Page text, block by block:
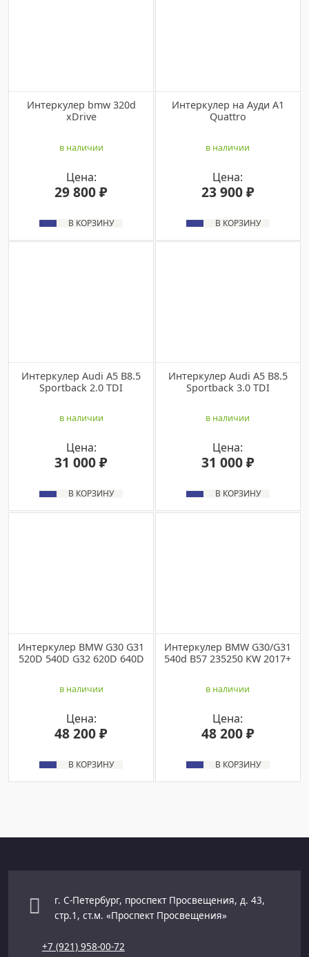
Интеркулер bmw 320d
xDrive
в наличии
Цена:
29 800 ₽
В КОРЗИНУ
Интеркулер на Ауди А1
Quattro
в наличии
Цена:
23 900 ₽
В КОРЗИНУ
Интеркулер Audi A5 B8.5
Sportback 2.0 TDI
в наличии
Цена:
31 000 ₽
В КОРЗИНУ
Интеркулер Audi A5 B8.5
Sportback 3.0 TDI
в наличии
Цена:
31 000 ₽
В КОРЗИНУ
Интеркулер BMW G30 G31
520D 540D G32 620D 640D
в наличии
Цена:
48 200 ₽
В КОРЗИНУ
Интеркулер BMW G30/G31
540d B57 235250 KW 2017+
в наличии
Цена:
48 200 ₽
В КОРЗИНУ
г. С-Петербург, проспект Просвещения, д. 43,
стр.1, ст.м. «Проспект Просвещения»
+7 (921) 958-00-72